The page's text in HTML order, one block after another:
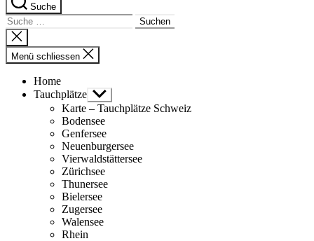
Suche
Suche
nach:
Suche
schliessen
Menü schliessen
Home
Tauchplätze Untermenü
anzeigen
Karte – Tauchplätze Schweiz
Bodensee
Genfersee
Neuenburgersee
Vierwaldstättersee
Zürichsee
Thunersee
Bielersee
Zugersee
Walensee
Rhein